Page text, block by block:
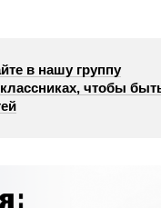
в нашу группу
чтобы